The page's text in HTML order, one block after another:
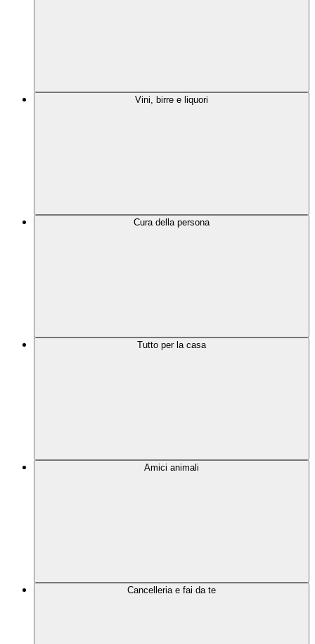
Vini, birre e liquori
Cura della persona
Tutto per la casa
Amici animali
Cancelleria e fai da te